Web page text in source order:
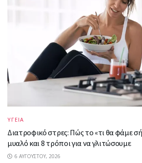
ΥΓΕΙΑ
Διατροφικό στρες: Πώς το «τι θα φάμε
μυαλό και 8 τρόποι για να γλιτώσουμε
6 ΑΥΓΟΎΣΤΟΥ, 2026